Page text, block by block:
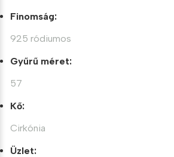
Finomság:
925 ródiumos
Gyűrű méret:
57
Kő:
Cirkónia
Üzlet: